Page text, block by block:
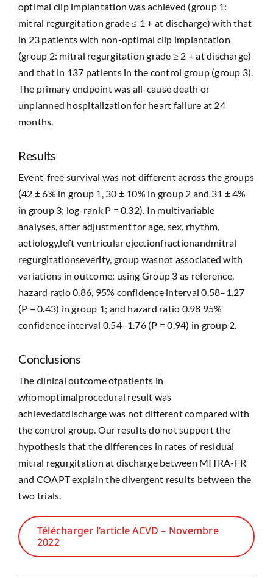
optimal clip implantation was achieved (group 1:
mitral regurgitation grade ≤ 1 + at discharge) with that
in 23 patients with non-optimal clip implantation
(group 2: mitral regurgitation grade ≥ 2 + at discharge)
and that in 137 patients in the control group (group 3).
The primary endpoint was all-cause death or
unplanned hospitalization for heart failure at 24
months.
Results
Event-free survival was not different across the groups
(42 ± 6% in group 1, 30 ± 10% in group 2 and 31 ± 4%
in group 3; log-rank P = 0.32). In multivariable
analyses, after adjustment for age, sex, rhythm,
aetiology,left ventricular ejectionfractionandmitral
regurgitationseverity, group wasnot associated with
variations in outcome: using Group 3 as reference,
hazard ratio 0.86, 95% confidence interval 0.58–1.27
(P = 0.43) in group 1; and hazard ratio 0.98 95%
confidence interval 0.54–1.76 (P = 0.94) in group 2.
Conclusions
The clinical outcome ofpatients in
whomoptimalprocedural result was
achievedatdischarge was not different compared with
the control group. Our results do not support the
hypothesis that the differences in rates of residual
mitral regurgitation at discharge between MITRA-FR
and COAPT explain the divergent results between the
two trials.
Télécharger l’article ACVD – Novembre
2022